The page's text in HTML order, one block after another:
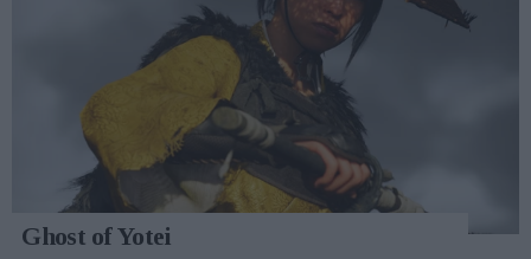
Ghost of Yotei